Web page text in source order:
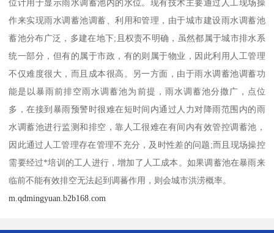
位计用于显示雨水调蓄池内的水位。现有技术主要通过人工现场操
作来实现雨水调蓄池调蓄、利用和管理，由于城市建设雨水调蓄池
蓄池分布广泛，多建在地下;且权责不明确，虽然都属于城市排水系
统一部分，但有的属于市政，有的则属于物业，因此利用人工管理
不仅难度很大，而且成本很高。另一方面，由于雨水调蓄池调蓄功
能是以暴雨前排空雨水调蓄池为前提，雨水调蓄池分撒广，点位
多，在接到暴雨预警时很难在短时间内通过人力对降雨范围内的雨
水调蓄池进行监测和排空，靠人工很难在有间内有效管控调蓄池，
因此通过人工管理存在管理不充分，及时性差的问题;而且现场操控
需要经过*培训的工人进行，增加了人工成本。如果调蓄池在暴雨来
临前不能有效排空无法起到调蕃作用，则会城市洪涝概率。
m.qdmingyuan.b2b168.com